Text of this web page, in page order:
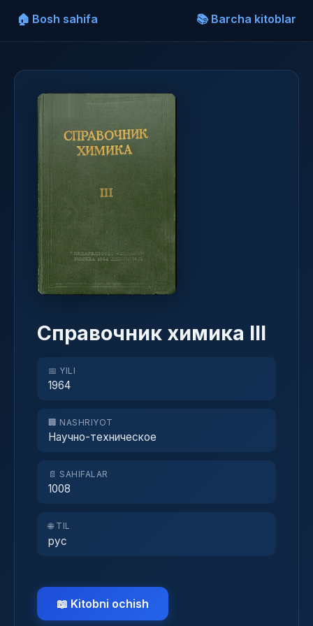
🏠 Bosh sahifa 📚 Barcha kitoblar
Справочник химика III
📅 YILI
1964
🏢 NASHRIYOT
Научно-техническое
📄 SAHIFALAR
1008
🌐 TIL
рус
📖 Kitobni ochish